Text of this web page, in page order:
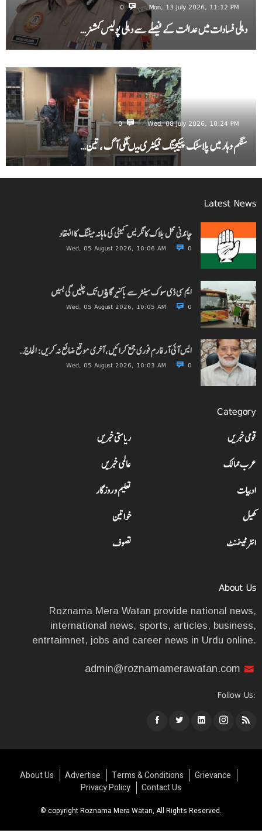
Mon, 13 July 2026, 11:12 PM
0
دہلی فسادات میں عدالت کے فیصلے سے دہلی پولیس کمشنر…
Wed, 08 July 2026, 10:24 PM
0
سنگم وہار میں پلاسٹک پیکیجنگ فیکٹری میںلگی آگ ، تین…
Latest News
چاندنی محل بلاک کانگریس کمیٹی کی ماہانہ میٹنگ کا انعقاد
Wed, 05 August 2026, 10:06 AM 0
ایم سی ڈی سوک سینٹر سے باکنیر گاﺅں تک چلیں گی بسیں
Wed, 05 August 2026, 10:05 AM 0
ایس آئی آر فارم فوری جمع کرائیں، آخری موقع ضائع نہ کریں: الحاج…
Wed, 05 August 2026, 10:03 AM 0
Category
قومی خبریں
ریاستی خبریں
عرب ممالک
عالمی خبریں
ادبیات
تعلیم و روزگار
کھیل
خواتین
انٹرٹینمنٹ
تصوف
About Us
Roznama Mera Watan provide national news,
international news, sports, articles, business,
entrtaimnet, jobs and career news in Urdu online.
admin@roznamamerawatan.com
Follow Us:
© copyright Roznama Mera Watan, All Rights Reserved.
About Us Advertise Terms & Conditions
Grievance
Privacy Policy
Contact Us